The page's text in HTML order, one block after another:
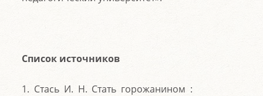
Список источников
1. Стась И. Н. Стать горожанином :